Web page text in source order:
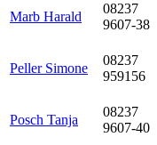
Marb Harald
08237
9607-38
Peller Simone
08237
959156
Posch Tanja
08237
9607-40